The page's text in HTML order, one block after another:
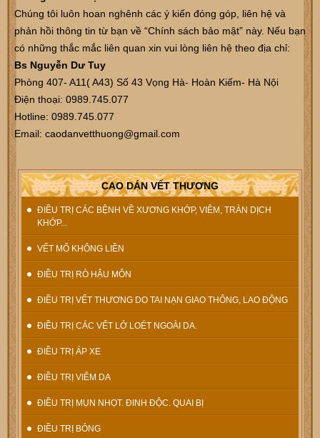
Chúng tôi luôn hoan nghênh các ý kiến đóng góp, liên hệ và
phản hồi thông tin từ bạn về “Chính sách bảo mật” này. Nếu bạn
có những thắc mắc liên quan xin vui lòng liên hệ theo địa chỉ:
Bs Nguyễn Dư Tuy
Phòng 407- A11( A43) Số 43 Vọng Hà- Hoàn Kiếm- Hà Nội
Điện thoại: 0989.745.077
Hotline: 0989.745.077
Email: caodanvetthuong@gmail.com
CAO DÁN VẾT THƯƠNG
ĐIỀU TRỊ CÁC BỆNH VỀ XƯƠNG KHỚP, VIÊM, TRÀN DỊCH
KHỚP...
VẾT MỔ KHÔNG LIỀN
ĐIỀU TRỊ RÒ HẬU MÔN
ĐIỀU TRỊ VẾT THƯƠNG DO TAI NẠN GIAO THÔNG, LAO ĐỘNG
ĐIỀU TRỊ CÁC VẾT LỞ LOÉT NGOÀI DA.
ĐIỀU TRỊ ÁP XE
ĐIỀU TRỊ VIÊM DA
ĐIỀU TRỊ MỤN NHỌT. ĐINH ĐỘC. QUAI BỊ
ĐIỀU TRỊ BỎNG